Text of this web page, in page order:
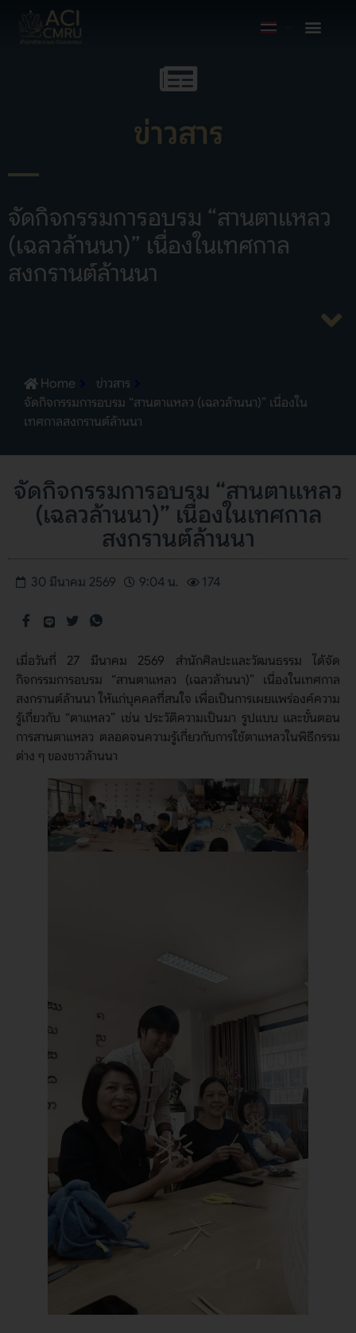
ข่าวสาร
จัดกิจกรรมการอบรม “สานตาแหลว
(เฉลวล้านนา)” เนื่องในเทศกาล
สงกรานต์ล้านนา
Home
ข่าวสาร
จัดกิจกรรมการอบรม “สานตาแหลว (เฉลวล้านนา)” เนื่องใน
เทศกาลสงกรานต์ล้านนา
จัดกิจกรรมการอบรม “สานตาแหลว
(เฉลวล้านนา)” เนื่องในเทศกาล
สงกรานต์ล้านนา
30 มีนาคม 2569 9:04 น. 174
เมื่อวันที่ 27 มีนาคม 2569 สำนักศิลปะและวัฒนธรรม ได้จัด
กิจกรรมการอบรม “สานตาแหลว (เฉลวล้านนา)” เนื่องในเทศกาล
สงกรานต์ล้านนา ให้แก่บุคคลที่สนใจ เพื่อเป็นการเผยแพร่องค์ความ
รู้เกี่ยวกับ “ตาแหลว” เช่น ประวัติความเป็นมา รูปแบบ และขั้นตอน
การสานตาแหลว ตลอดจนความรู้เกี่ยวกับการใช้ตาแหลวในพิธีกรรม
ต่าง ๆ ของชาวล้านนา